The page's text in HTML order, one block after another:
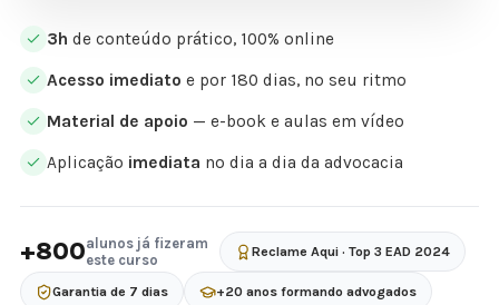
3h de conteúdo prático, 100% online
Acesso imediato e por 180 dias, no seu ritmo
Material de apoio — e-book e aulas em vídeo
Aplicação imediata no dia a dia da advocacia
+800alunos já fizeram
este curso
Reclame Aqui · Top 3 EAD 2024
Garantia de 7 dias +20 anos formando advogados